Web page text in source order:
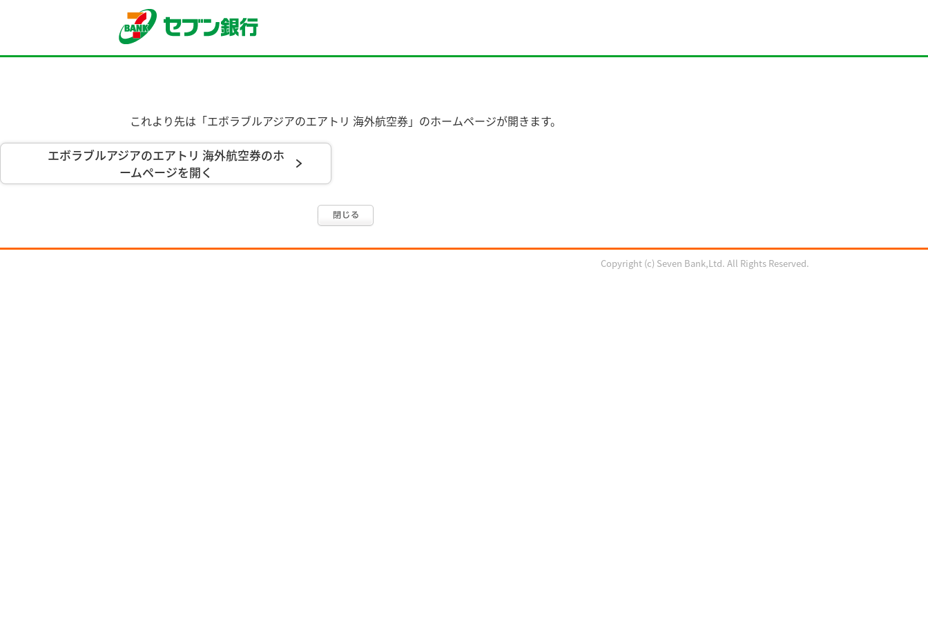
これより先は「エボラブルアジアのエアトリ 海外航空券」のホームページが開きます。
エボラブルアジアのエアトリ 海外航空券のホ
ームページを開く
Copyright (c) Seven Bank,Ltd. All Rights Reserved.